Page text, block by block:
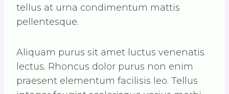
tellus at urna condimentum mattis
pellentesque.
Aliquam purus sit amet luctus venenatis
lectus. Rhoncus dolor purus non enim
praesent elementum facilisis leo. Tellus